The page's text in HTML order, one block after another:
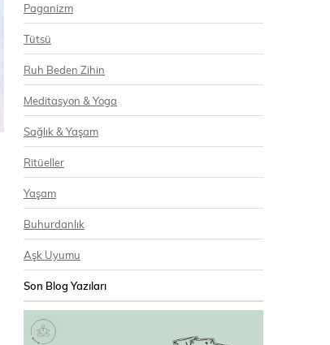
Paganizm
Tütsü
Ruh Beden Zihin
Meditasyon & Yoga
Sağlık & Yaşam
Ritüeller
Yaşam
Buhurdanlık
Aşk Uyumu
Son Blog Yazıları